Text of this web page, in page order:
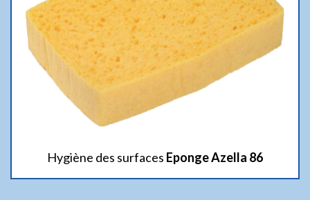
Hygiène des surfaces Eponge Azella 86